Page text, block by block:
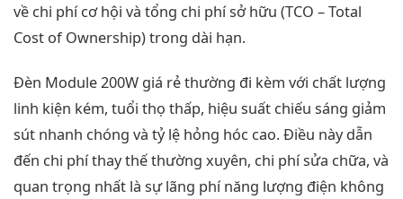
về chi phí cơ hội và tổng chi phí sở hữu (TCO – Total
Cost of Ownership) trong dài hạn.
Đèn Module 200W giá rẻ thường đi kèm với chất lượng
linh kiện kém, tuổi thọ thấp, hiệu suất chiếu sáng giảm
sút nhanh chóng và tỷ lệ hỏng hóc cao. Điều này dẫn
đến chi phí thay thế thường xuyên, chi phí sửa chữa, và
quan trọng nhất là sự lãng phí năng lượng điện không